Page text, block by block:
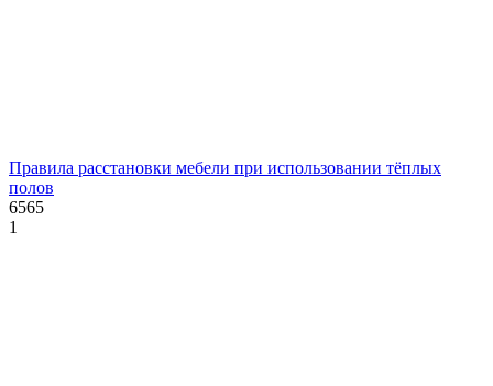
Правила расстановки мебели при использовании тёплых
полов
6565
1